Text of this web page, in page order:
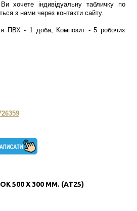
хочете індивідуальну табличку по
з нами через контакти сайту.
ПВХ - 1 доба, Композит - 5 робочих
500 Х 300 ММ. (AT25)